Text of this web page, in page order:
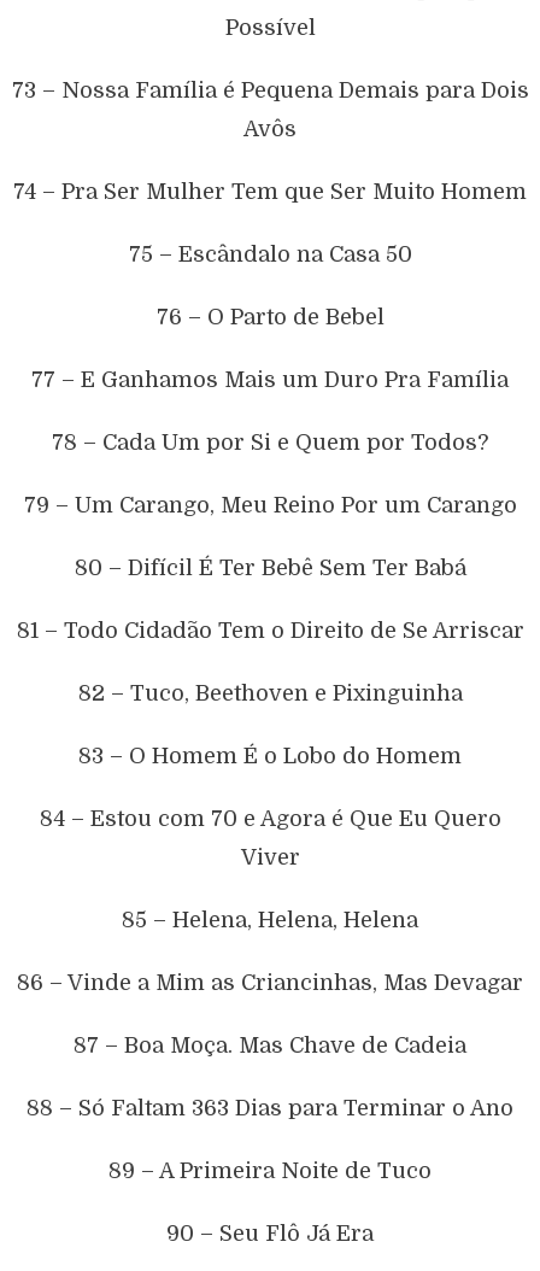
Possível
73 – Nossa Família é Pequena Demais para Dois
Avôs
74 – Pra Ser Mulher Tem que Ser Muito Homem
75 – Escândalo na Casa 50
76 – O Parto de Bebel
77 – E Ganhamos Mais um Duro Pra Família
78 – Cada Um por Si e Quem por Todos?
79 – Um Carango, Meu Reino Por um Carango
80 – Difícil É Ter Bebê Sem Ter Babá
81 – Todo Cidadão Tem o Direito de Se Arriscar
82 – Tuco, Beethoven e Pixinguinha
83 – O Homem É o Lobo do Homem
84 – Estou com 70 e Agora é Que Eu Quero
Viver
85 – Helena, Helena, Helena
86 – Vinde a Mim as Criancinhas, Mas Devagar
87 – Boa Moça. Mas Chave de Cadeia
88 – Só Faltam 363 Dias para Terminar o Ano
89 – A Primeira Noite de Tuco
90 – Seu Flô Já Era